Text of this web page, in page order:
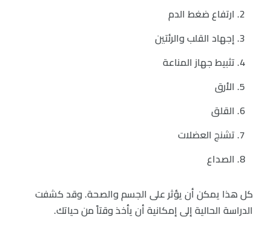
ارتفاع ضغط الدم
إجهاد القلب والرئتين
تثبيط جهاز المناعة
الأرق
القلق
تشنج العضلات
الصداع
كل هذا يمكن أن يؤثر على الجسم والصحة. وقد كشفت
الدراسة الحالية إلى إمكانية أن يأخذ وقتاً من حياتك.